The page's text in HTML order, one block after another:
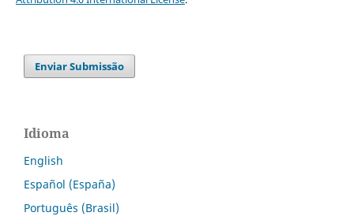
Enviar Submissão
Idioma
English
Español (España)
Português (Brasil)